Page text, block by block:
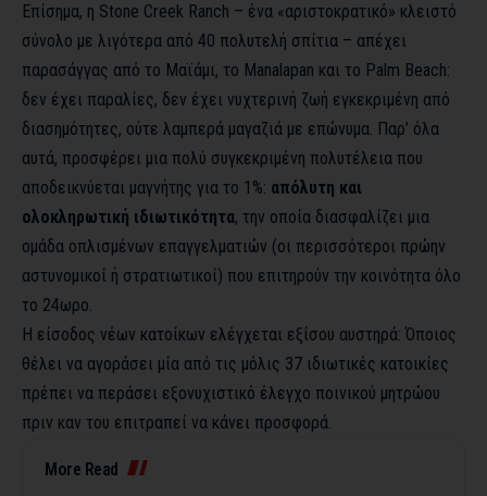
Επίσημα, η Stone Creek Ranch – ένα «αριστοκρατικό» κλειστό
σύνολο με λιγότερα από 40 πολυτελή σπίτια – απέχει
παρασάγγας από το Μαϊάμι, το Manalapan και το Palm Beach:
δεν έχει παραλίες, δεν έχει νυχτερινή ζωή εγκεκριμένη από
διασημότητες, ούτε λαμπερά μαγαζιά με επώνυμα. Παρ’ όλα
αυτά, προσφέρει μια πολύ συγκεκριμένη πολυτέλεια που
αποδεικνύεται μαγνήτης για το 1%: απόλυτη και
ολοκληρωτική ιδιωτικότητα, την οποία διασφαλίζει μια
ομάδα οπλισμένων επαγγελματιών (οι περισσότεροι πρώην
αστυνομικοί ή στρατιωτικοί) που επιτηρούν την κοινότητα όλο
το 24ωρο.
Η είσοδος νέων κατοίκων ελέγχεται εξίσου αυστηρά: Όποιος
θέλει να αγοράσει μία από τις μόλις 37 ιδιωτικές κατοικίες
πρέπει να περάσει εξονυχιστικό έλεγχο ποινικού μητρώου
πριν καν του επιτραπεί να κάνει προσφορά.
More Read